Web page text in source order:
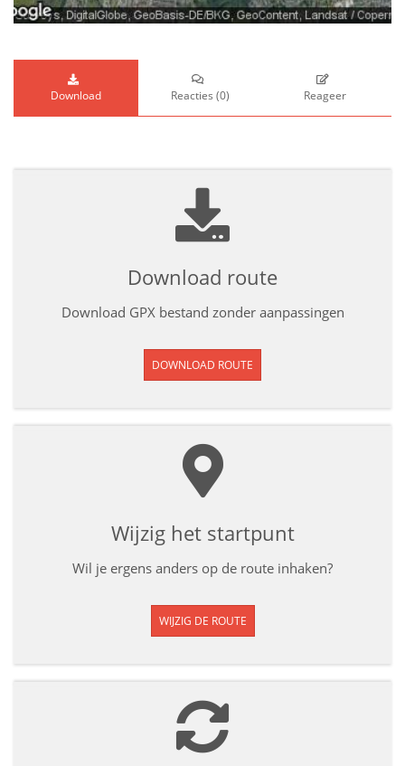
Download Reacties (0) Reageer
Download route
Download GPX bestand zonder aanpassingen
DOWNLOAD ROUTE
Wijzig het startpunt
Wil je ergens anders op de route inhaken?
WIJZIG DE ROUTE